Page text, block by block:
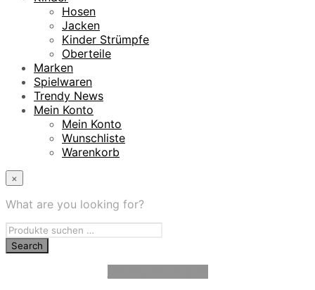
Hosen
Jacken
Kinder Strümpfe
Oberteile
Marken
Spielwaren
Trendy News
Mein Konto
Mein Konto
Wunschliste
Warenkorb
×
What are you looking for?